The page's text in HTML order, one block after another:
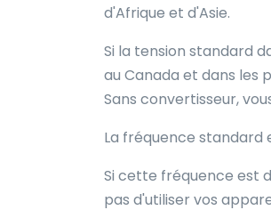
d'Afrique et d'Asie.
Si la tension standard
au Canada et dans les
Sans convertisseur,
La fréquence standard
Si cette fréquence est
pas d'utiliser vos